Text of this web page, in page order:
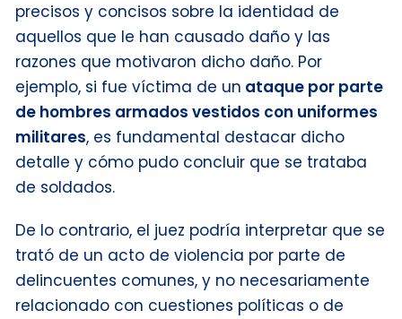
precisos y concisos sobre la identidad de
aquellos que le han causado daño y las
razones que motivaron dicho daño. Por
ejemplo, si fue víctima de un ataque por parte
de hombres armados vestidos con uniformes
militares, es fundamental destacar dicho
detalle y cómo pudo concluir que se trataba
de soldados.
De lo contrario, el juez podría interpretar que se
trató de un acto de violencia por parte de
delincuentes comunes, y no necesariamente
relacionado con cuestiones políticas o de